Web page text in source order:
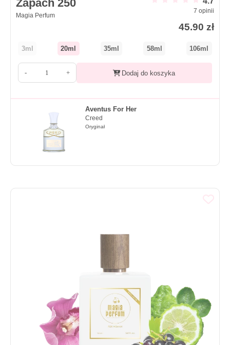
Zapach 250
Magia Perfum
7 opinii
45.90 zł
3ml 20ml 35ml 58ml 106ml
- + Dodaj do koszyka
Aventus For Her
Creed
Oryginał